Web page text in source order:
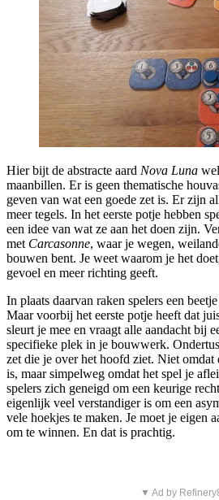
Hier bijt de abstracte aard Nova Luna
maanbillen. Er is geen thematische
geven van wat een goede zet is. Er zijn
meer tegels. In het eerste potje hebben
een idee van wat ze aan het doen zijn.
met Carcasonne, waar je wegen,
bouwen bent. Je weet waarom je het
gevoel en meer richting geeft.
In plaats daarvan raken spelers een
Maar voorbij het eerste potje heeft dat
sleurt je mee en vraagt alle aandacht bij
specifieke plek in je bouwwerk.
zet die je over het hoofd ziet. Niet
is, maar simpelweg omdat het spel je
spelers zich geneigd om een keurige
eigenlijk veel verstandiger is om een
vele hoekjes te maken. Je moet je eigen
om te winnen. En dat is prachtig.
▼ Ad by